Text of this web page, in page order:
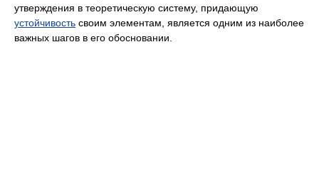
утверждения в теоретическую систему, придающую
устойчивость своим элементам, является одним из наиболее
важных шагов в его обосновании.